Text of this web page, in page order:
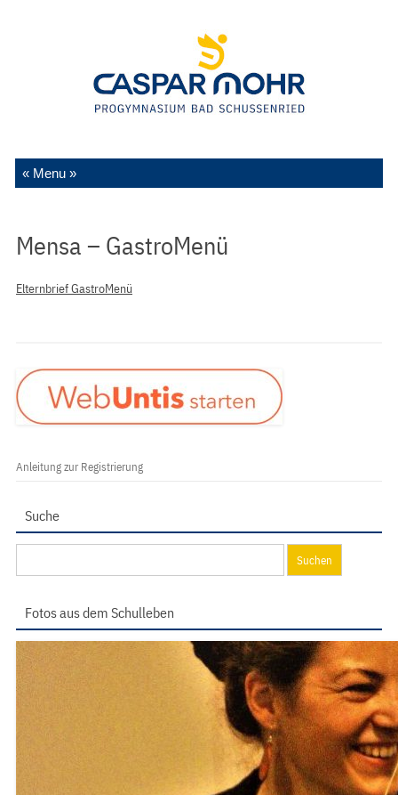
Zum Inhalt springen
Mensa – GastroMenü
Elternbrief GastroMenü
Anleitung zur Registrierung
Suche
nach:
Fotos aus dem Schulleben